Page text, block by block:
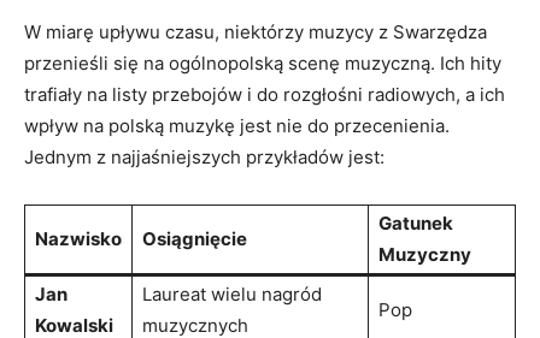
W miarę upływu czasu, niektórzy muzycy z Swarzędza
przenieśli się na ogólnopolską scenę muzyczną. Ich hity
trafiały na listy przebojów i do rozgłośni radiowych, a ich
wpływ na polską muzykę jest nie do przecenienia.
Jednym z najjaśniejszych przykładów jest:
Nazwisko Osiągnięcie
Gatunek
Muzyczny
Jan
Kowalski
Laureat wielu nagród
muzycznych
Pop